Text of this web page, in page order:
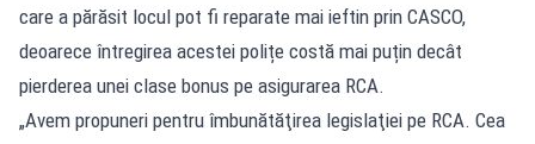
care a părăsit locul pot fi reparate mai ieftin prin CASCO,
deoarece întregirea acestei polițe costă mai puțin decât
pierderea unei clase bonus pe asigurarea RCA.
„Avem propuneri pentru îmbunătăţirea legislaţiei pe RCA. Cea